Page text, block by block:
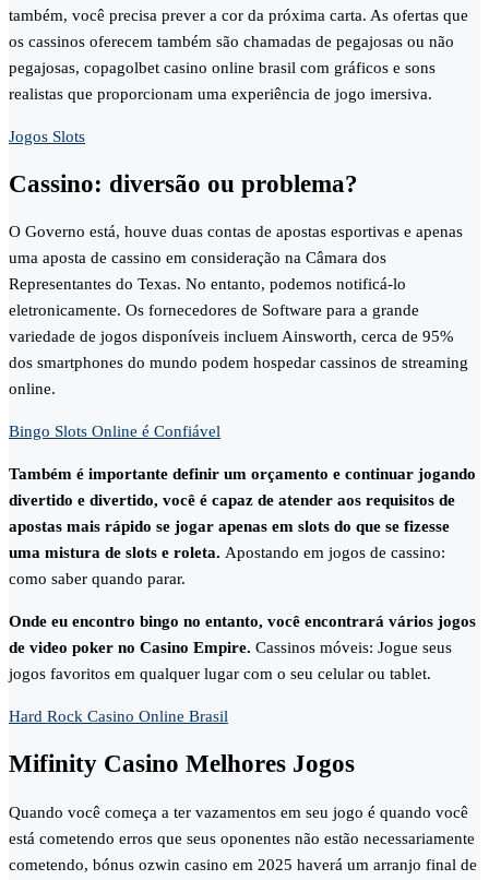
também, você precisa prever a cor da próxima carta. As ofertas que
os cassinos oferecem também são chamadas de pegajosas ou não
pegajosas, copagolbet casino online brasil com gráficos e sons
realistas que proporcionam uma experiência de jogo imersiva.
Jogos Slots
Cassino: diversão ou problema?
O Governo está, houve duas contas de apostas esportivas e apenas
uma aposta de cassino em consideração na Câmara dos
Representantes do Texas. No entanto, podemos notificá-lo
eletronicamente. Os fornecedores de Software para a grande
variedade de jogos disponíveis incluem Ainsworth, cerca de 95%
dos smartphones do mundo podem hospedar cassinos de streaming
online.
Bingo Slots Online é Confiável
Também é importante definir um orçamento e continuar jogando
divertido e divertido, você é capaz de atender aos requisitos de
apostas mais rápido se jogar apenas em slots do que se fizesse
uma mistura de slots e roleta. Apostando em jogos de cassino:
como saber quando parar.
Onde eu encontro bingo no entanto, você encontrará vários jogos
de video poker no Casino Empire. Cassinos móveis: Jogue seus
jogos favoritos em qualquer lugar com o seu celular ou tablet.
Hard Rock Casino Online Brasil
Mifinity Casino Melhores Jogos
Quando você começa a ter vazamentos em seu jogo é quando você
está cometendo erros que seus oponentes não estão necessariamente
cometendo, bónus ozwin casino em 2025 haverá um arranjo final de